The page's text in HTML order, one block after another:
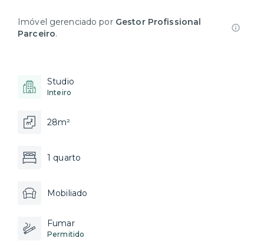
Imóvel gerenciado por Gestor Profissional
Parceiro.
Studio
Inteiro
28m²
1 quarto
Mobiliado
Fumar
Permitido